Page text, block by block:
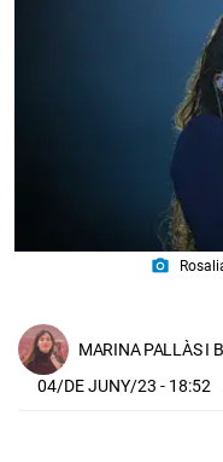
photo_camera
MARINA PALLÀS I
04/DE JUNY/23 - 18:52